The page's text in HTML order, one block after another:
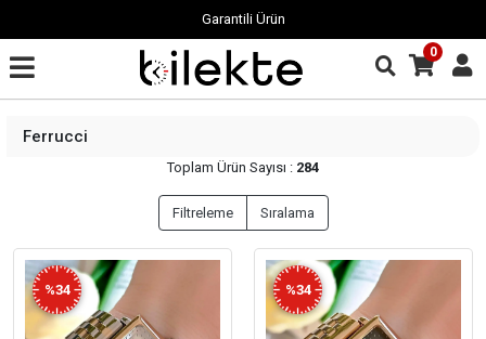
Garantili Ürün
0
Ferrucci
Toplam Ürün Sayısı : 284
Filtreleme Sıralama
%34 %34